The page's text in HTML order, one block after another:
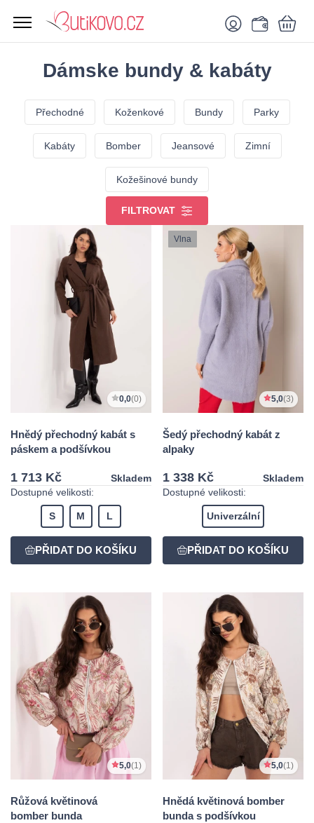
Dámske bundy & kabáty
Přechodné Koženkové Bundy Parky
Kabáty Bomber Jeansové Zimní
Kožešinové bundy
FILTROVAT
0,0(0)
Hnědý přechodný kabát s
páskem a podšívkou
1 713 Kč
Skladem
Dostupné velikosti:
S M L
Vlna
5,0(3)
Šedý přechodný kabát z
alpaky
1 338 Kč
Skladem
Dostupné velikosti:
Univerzální
5,0(1)
Růžová květinová
bomber bunda
5,0(1)
Hnědá květinová bomber
bunda s podšívkou